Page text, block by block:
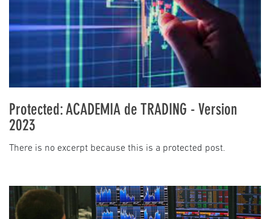
Protected: ACADEMIA de TRADING - Version
2023
There is no excerpt because this is a protected post.